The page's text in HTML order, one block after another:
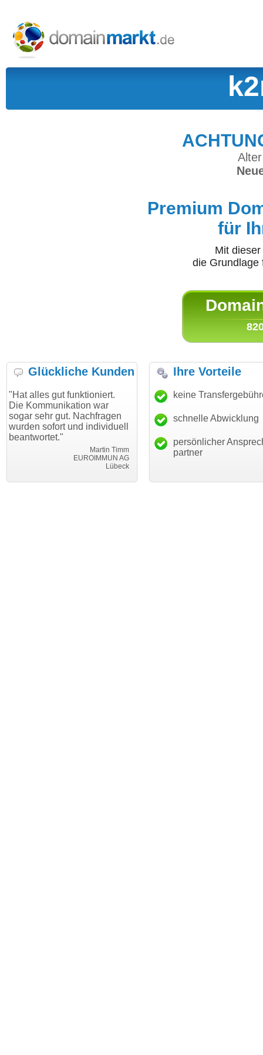
Premium
für
Mit
die
Glückliche Kunden
funktioniert.
war
gut. Nachfragen
und individuell
EUROIMMUN AG
"Danke für den schnellen
Transfer und guten Service!"
Thomas Schäfer
i can eckert communication GmbH
"Ich bin
haben.
mein
Ihre Vorteile
keine
schnelle Abwicklung
persönlicher
partner